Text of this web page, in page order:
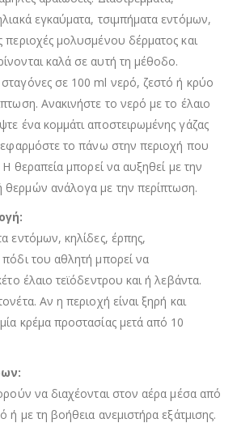
εγκαύματα, τσιμπήματα εντόμων,
περιοχές μολυσμένου δέρματος και
καλά σε αυτή τη μέθοδο.
σε 100 ml νερό, ζεστό ή κρύο
Ανακινήστε το νερό με το έλαιο
ένα κομμάτι αποστειρωμένης γάζας
το πάνω στην περιοχή που
Η θεραπεία μπορεί να αυξηθεί με την
ανάλογα με την περίπτωση.
εντόμων, κηλίδες, έρπης,
του αθλητή μπορεί να
έλαιο τεϊόδεντρου και ή λεβάντα.
Αν η περιοχή είναι ξηρή και
κρέμα προστασίας μετά από 10
να διαχέονται στον αέρα μέσα από
ή με τη βοήθεια ανεμιστήρα εξάτμισης.